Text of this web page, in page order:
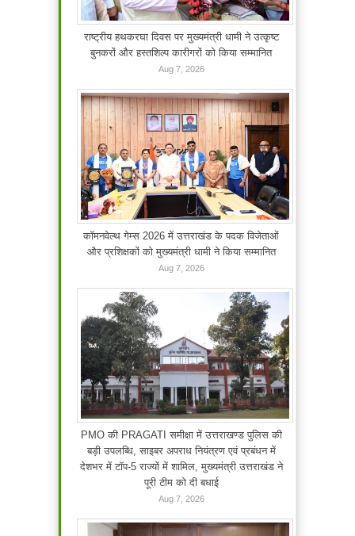
राष्ट्रीय हथकरघा दिवस पर मुख्यमंत्री धामी ने उत्कृष्ट
बुनकरों और हस्तशिल्प कारीगरों को किया सम्मानित
Aug 7, 2026
कॉमनवेल्थ गेम्स 2026 में उत्तराखंड के पदक विजेताओं
और प्रशिक्षकों को मुख्यमंत्री धामी ने किया सम्मानित
Aug 7, 2026
PMO की PRAGATI समीक्षा में उत्तराखण्ड पुलिस की
बड़ी उपलब्धि, साइबर अपराध नियंत्रण एवं प्रबंधन में
देशभर में टॉप-5 राज्यों में शामिल, मुख्यमंत्री उत्तराखंड ने
पूरी टीम को दी बधाई
Aug 7, 2026